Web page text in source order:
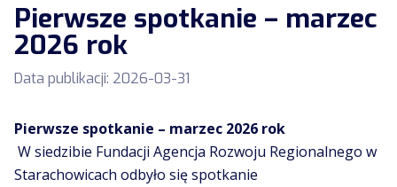
Pierwsze spotkanie – marzec
2026 rok
Data publikacji: 2026-03-31
Pierwsze spotkanie – marzec 2026 rok
W siedzibie Fundacji Agencja Rozwoju Regionalnego w
Starachowicach odbyło się spotkanie